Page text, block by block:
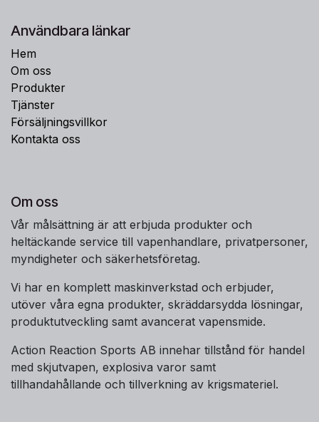
Användbara länkar
Hem
Om oss
Produkter
Tjänster
Försäljningsvillkor
Kontakta oss
Om oss
Vår målsättning är att erbjuda produkter och
heltäckande service till vapenhandlare, privatpersoner,
myndigheter och säkerhetsföretag.
Vi har en komplett maskinverkstad och erbjuder,
utöver våra egna produkter, skräddarsydda lösningar,
produktutveckling samt avancerat vapensmide.
Action Reaction Sports AB innehar tillstånd för handel
med skjutvapen, explosiva varor samt
tillhandahållande och tillverkning av krigsmateriel.